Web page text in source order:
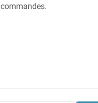
commandes.